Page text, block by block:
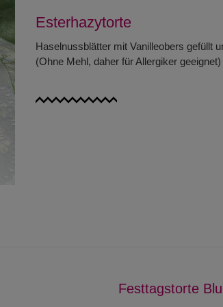
Esterhazytorte
Haselnussblätter mit Vanilleobers gefüllt
(Ohne Mehl, daher für Allergiker geeignet)
Festtagstorte